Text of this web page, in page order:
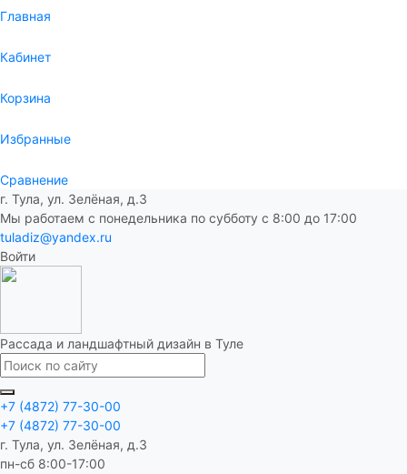
Главная
Кабинет
Корзина
Избранные
Сравнение
г. Тула, ул. Зелёная, д.3
Мы работаем с понедельника по субботу с 8:00 до 17:00
tuladiz@yandex.ru
Войти
Рассада и ландшафтный дизайн в Туле
+7 (4872) 77-30-00
+7 (4872) 77-30-00
г. Тула, ул. Зелёная, д.3
пн-сб 8:00-17:00